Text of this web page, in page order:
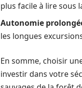
plus facile à lire sous
Autonomie
les longues
En somme, choisir
investir dans votre